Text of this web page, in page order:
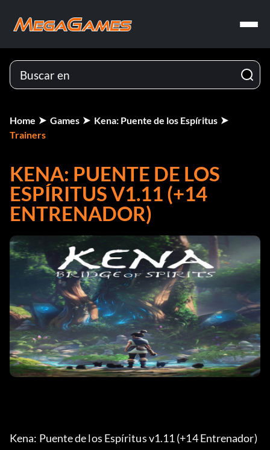
Home Games
Kena: Puente de los Espíritus
Trainers
KENA: PUENTE DE LOS
ESPÍRITUS V1.11 (+14
ENTRENADOR)
Kena: Puente de los Espíritus v1.11 (+14 Entrenador)